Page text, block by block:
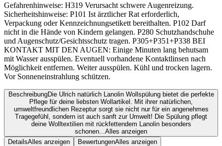
Gefahrenhinweise: H319 Verursacht schwere Augenreizung.
Sicherheitshinweise: P101 Ist ärztlicher Rat erforderlich,
Verpackung oder Kennzeichnungsetikett bereithalten. P102 Darf
nicht in die Hände von Kindern gelangen. P280 Schutzhandschuhe
und Augenschutz/Gesichtsschutz tragen. P305+P351+P338 BEI
KONTAKT MIT DEN AUGEN: Einige Minuten lang behutsam
mit Wasser ausspülen. Eventuell vorhandene Kontaktlinsen nach
Möglichkeit entfernen. Weiter ausspülen. Kühl und trocken lagern.
Vor Sonneneinstrahlung schützen.
BeschreibungDie Ulrich natürlich Lanolin Wollspülung bietet die perfekte
Pflege für deine liebsten Wollartikel. Mit ihrer natürlichen,
umweltfreundlichen Rezeptur sorgt sie nicht nur für ein angenehmes
Tragegefühl, sondern ist auch sanft zur Umwelt! Die Spülung pflegt
deine Wolltextilien mit rückfettendem Lanolin besonders
schonen... Alles anzeigen
DetailsAlles anzeigen BewertungenAlles anzeigen